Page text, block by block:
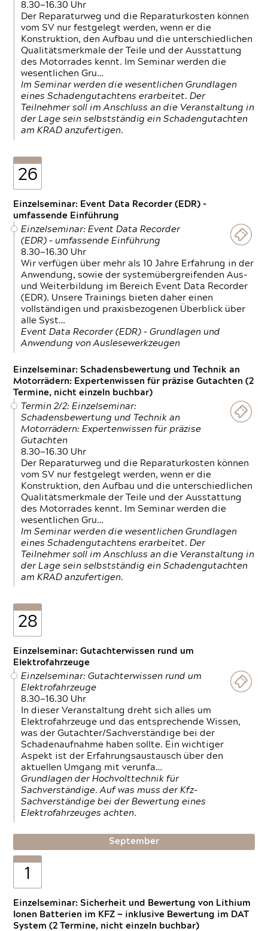
8.30—16.30 Uhr
Der Reparaturweg und die Reparaturkosten können
vom SV nur festgelegt werden, wenn er die
Konstruktion, den Aufbau und die unterschiedlichen
Qualitätsmerkmale der Teile und der Ausstattung
des Motorrades kennt. Im Seminar werden die
wesentlichen Gru…
Im Seminar werden die wesentlichen Grundlagen
eines Schadengutachtens erarbeitet. Der
Teilnehmer soll im Anschluss an die Veranstaltung in
der Lage sein selbstständig ein Schadengutachten
am KRAD anzufertigen.
26
Einzelseminar: Event Data Recorder (EDR) –
umfassende Einführung
Einzelseminar: Event Data Recorder
(EDR) – umfassende Einführung
8.30—16.30 Uhr
Wir verfügen über mehr als 10 Jahre Erfahrung in der
Anwendung, sowie der systemübergreifenden Aus-
und Weiterbildung im Bereich Event Data Recorder
(EDR). Unsere Trainings bieten daher einen
vollständigen und praxisbezogenen Überblick über
alle Syst…
Event Data Recorder (EDR) – Grundlagen und
Anwendung von Auslesewerkzeugen
Einzelseminar: Schadensbewertung und Technik an
Motorrädern: Expertenwissen für präzise Gutachten (2
Termine, nicht einzeln buchbar)
Termin 2/2: Einzelseminar:
Schadensbewertung und Technik an
Motorrädern: Expertenwissen für präzise
Gutachten
8.30—16.30 Uhr
Der Reparaturweg und die Reparaturkosten können
vom SV nur festgelegt werden, wenn er die
Konstruktion, den Aufbau und die unterschiedlichen
Qualitätsmerkmale der Teile und der Ausstattung
des Motorrades kennt. Im Seminar werden die
wesentlichen Gru…
Im Seminar werden die wesentlichen Grundlagen
eines Schadengutachtens erarbeitet. Der
Teilnehmer soll im Anschluss an die Veranstaltung in
der Lage sein selbstständig ein Schadengutachten
am KRAD anzufertigen.
28
Einzelseminar: Gutachterwissen rund um
Elektrofahrzeuge
Einzelseminar: Gutachterwissen rund um
Elektrofahrzeuge
8.30—16.30 Uhr
In dieser Veranstaltung dreht sich alles um
Elektrofahrzeuge und das entsprechende Wissen,
was der Gutachter/Sachverständige bei der
Schadenaufnahme haben sollte. Ein wichtiger
Aspekt ist der Erfahrungsaustausch über den
aktuellen Umgang mit verunfa…
Grundlagen der Hochvolttechnik für
Sachverständige. Auf was muss der Kfz-
Sachverständige bei der Bewertung eines
Elektrofahrzeuges achten.
September
1
Einzelseminar: Sicherheit und Bewertung von Lithium
Ionen Batterien im KFZ — inklusive Bewertung im DAT
System (2 Termine, nicht einzeln buchbar)